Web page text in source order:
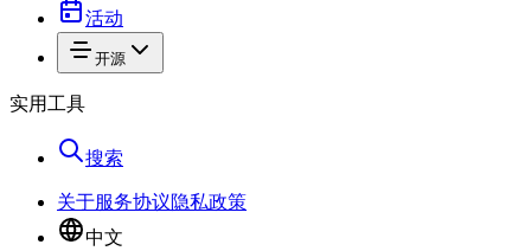
活动
开源
实用工具
搜索
关于服务协议隐私政策
中文